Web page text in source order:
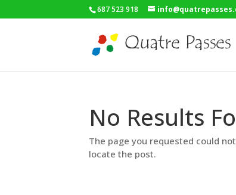
687 523 918
No Results
The page you requested could
locate the post.